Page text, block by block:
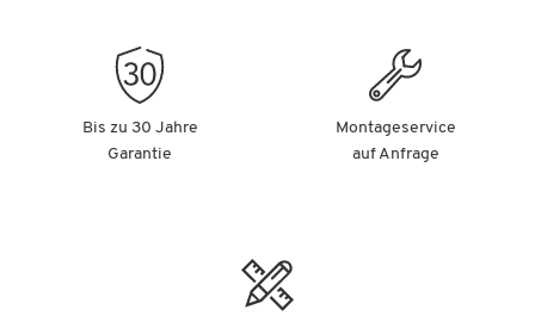
Bis zu 30 Jahre
Garantie
Montageservice
auf Anfrage